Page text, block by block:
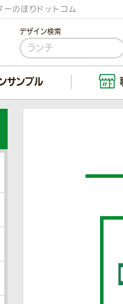
のぼりドットコム
デザイン検索
サンプル